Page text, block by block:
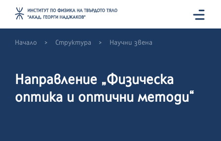
Начало > Структура > Научни звена
Направление „Физическа
оптика и оптични методи“